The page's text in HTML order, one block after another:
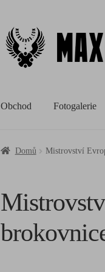
Obchod Fotogalerie
Domů Mistrovství